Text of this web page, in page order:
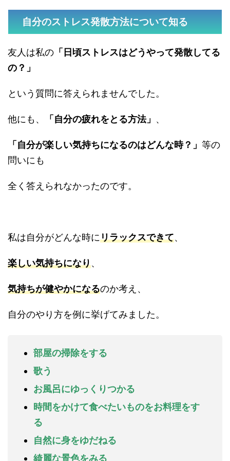
自分のストレス発散方法について知る
友人は私の 「日頃ストレスはどうやって発散してる
の？」
という質問に答えられませんでした。
他にも、 「自分の疲れをとる方法」 、
「自分が楽しい気持ちになるのはどんな時？」 等の
問いにも
全く答えられなかったのです。
私は自分がどんな時にリラックスできて、
楽しい気持ちになり、
気持ちが健やかになるのか考え、
自分のやり方を例に挙げてみました。
部屋の掃除をする
歌う
お風呂にゆっくりつかる
時間をかけて食べたいものをお料理をす
る
自然に身をゆだねる
綺麗な景色をみる